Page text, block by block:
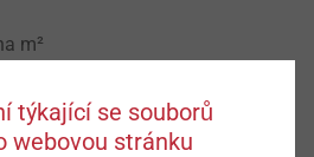
m²
na stopce
týkající se souborů
webovou stránku